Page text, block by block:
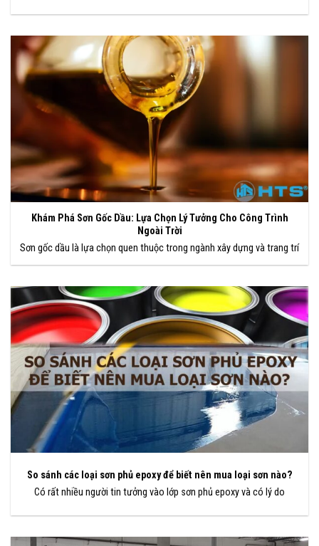
Khám Phá Sơn Gốc Dầu: Lựa Chọn Lý Tưởng Cho Công Trình
Ngoài Trời
Sơn gốc dầu là lựa chọn quen thuộc trong ngành xây dựng và trang trí
So sánh các loại sơn phủ epoxy để biết nên mua loại sơn nào?
Có rất nhiều người tin tưởng vào lớp sơn phủ epoxy và có lý do